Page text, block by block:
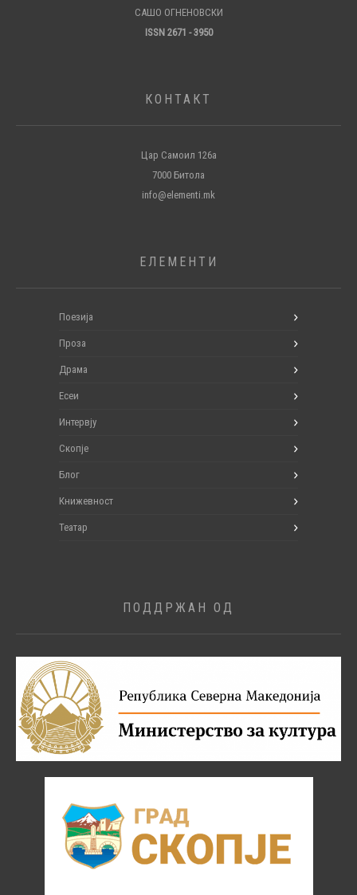
САШО ОГНЕНОВСКИ
ISSN 2671 - 3950
КОНТАКТ
Цар Самоил 126а
7000 Битола
info@elementi.mk
ЕЛЕМЕНТИ
Поезија
Проза
Драма
Есеи
Интервју
Скопје
Блог
Книжевност
Театар
ПОДДРЖАН ОД